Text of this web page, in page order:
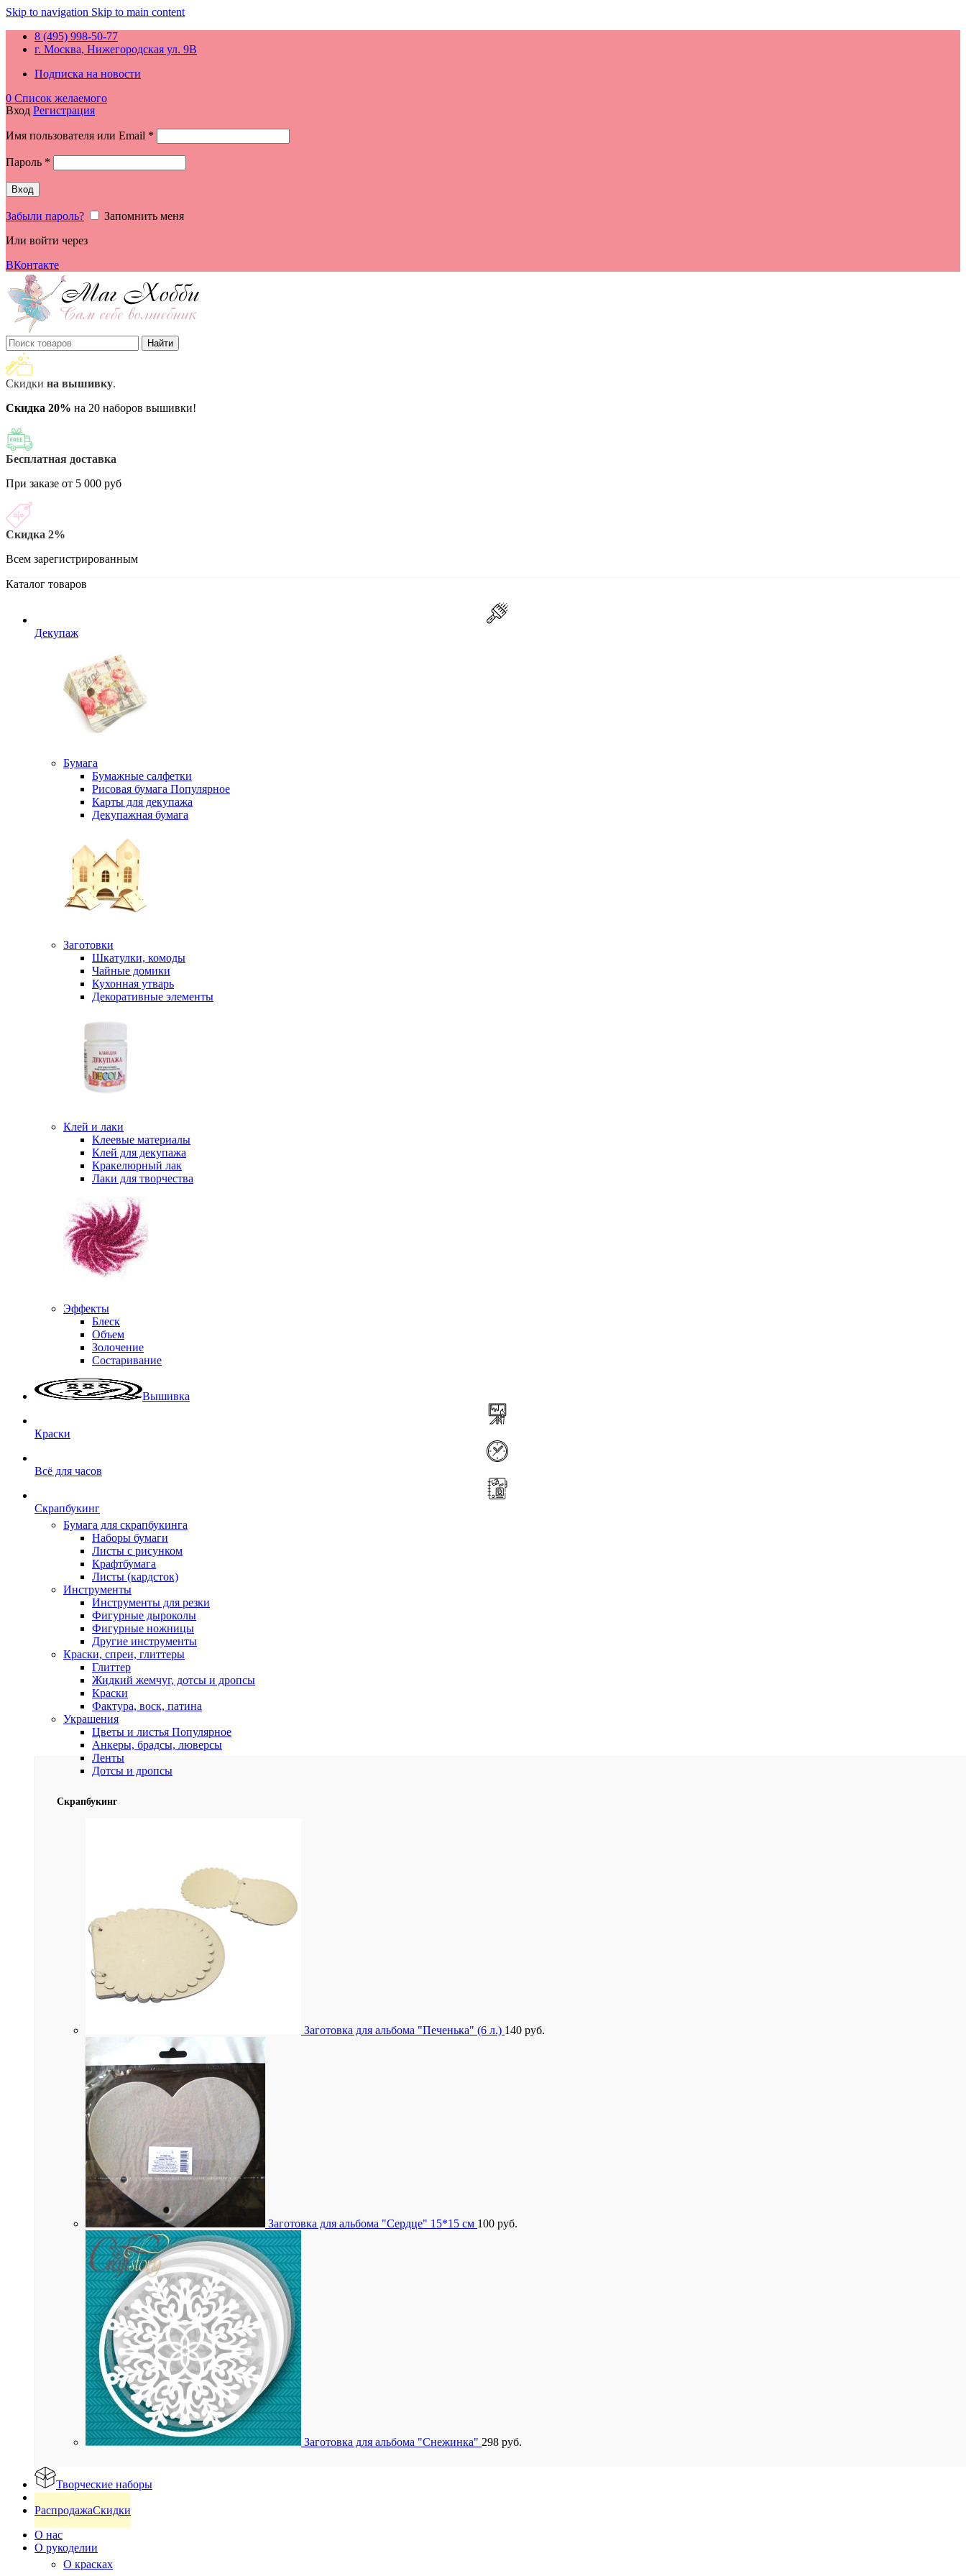
Skip to navigation Skip to main content
8 (495) 998-50-77
г. Москва, Нижегородская ул. 9В
Подписка на новости
0 Список желаемого
Вход Регистрация
Имя пользователя или Email *
Пароль *
Вход
Забыли пароль?
Запомнить меня
Или войти через
ВКонтакте
Найти
Скидки на вышивку.
Скидка 20% на 20 наборов вышивки!
Бесплатная доставка
При заказе от 5 000 руб
Скидка 2%
Всем зарегистрированным
Каталог товаров
Декупаж
Бумага
Бумажные салфетки
Рисовая бумага Популярное
Карты для декупажа
Декупажная бумага
Заготовки
Шкатулки, комоды
Чайные домики
Кухонная утварь
Декоративные элементы
Клей и лаки
Клеевые материалы
Клей для декупажа
Кракелюрный лак
Лаки для творчества
Эффекты
Блеск
Объем
Золочение
Состаривание
Вышивка
Краски
Всё для часов
Скрапбукинг
Бумага для скрапбукинга
Наборы бумаги
Листы с рисунком
Крафтбумага
Листы (кардсток)
Инструменты
Инструменты для резки
Фигурные дыроколы
Фигурные ножницы
Другие инструменты
Краски, спреи, глиттеры
Глиттер
Жидкий жемчуг, дотсы и дропсы
Краски
Фактура, воск, патина
Украшения
Цветы и листья Популярное
Анкеры, брадсы, люверсы
Ленты
Дотсы и дропсы
Скрапбукинг
Заготовка для альбома "Печенька" (6 л.) 140 руб.
Заготовка для альбома "Сердце" 15*15 см 100 руб.
Заготовка для альбома "Снежинка" 298 руб.
Творческие наборы
РаспродажаСкидки
О нас
О рукоделии
О красках